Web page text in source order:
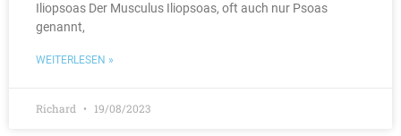
Iliopsoas Der Musculus Iliopsoas, oft auch nur Psoas
genannt,
WEITERLESEN »
Richard 19/08/2023